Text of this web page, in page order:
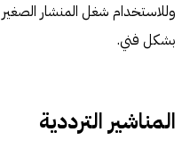
وللاستخدام شغل المنشار
بشكل فني.
المناشير الترددية